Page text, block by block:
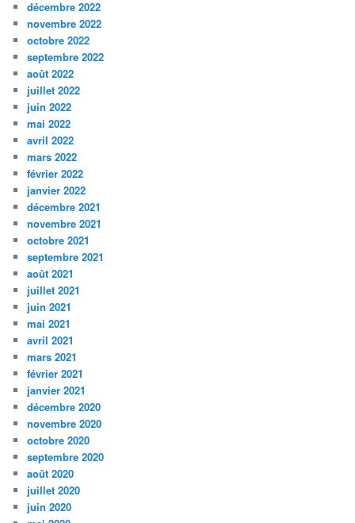
décembre 2022
novembre 2022
octobre 2022
septembre 2022
août 2022
juillet 2022
juin 2022
mai 2022
avril 2022
mars 2022
février 2022
janvier 2022
décembre 2021
novembre 2021
octobre 2021
septembre 2021
août 2021
juillet 2021
juin 2021
mai 2021
avril 2021
mars 2021
février 2021
janvier 2021
décembre 2020
novembre 2020
octobre 2020
septembre 2020
août 2020
juillet 2020
juin 2020